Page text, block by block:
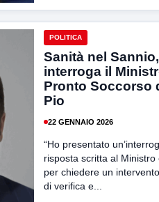
POLITICA
Sanità nel
interroga il
Pronto Soccorso
Pio
22 GENNAIO 2026
“Ho presentato
risposta scritta al Ministro
per chiedere un
di verifica e...